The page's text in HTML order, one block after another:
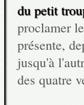
du petit
proclamer
présente,
jusqu'à
des quatre